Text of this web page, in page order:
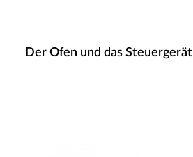
Der Ofen und das Steuergerät